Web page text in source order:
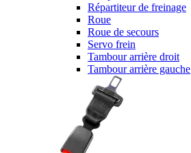
Répartiteur de freinage
Roue
Roue de secours
Servo frein
Tambour arrière droit
Tambour arrière gauche